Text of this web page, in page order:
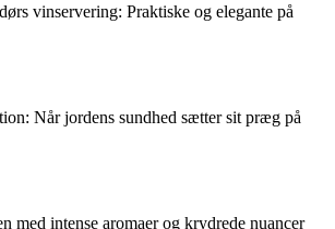
vinservering: Praktiske og elegante på
Når jordens sundhed sætter sit præg på
med intense aromaer og krydrede nuancer